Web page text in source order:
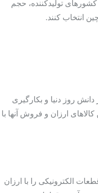
تولیدکننده، حجم
انتخاب کنند.
روز دنیا و بکارگیری
ارزان و فروش آنها با
الکترونیکی را با ارزان